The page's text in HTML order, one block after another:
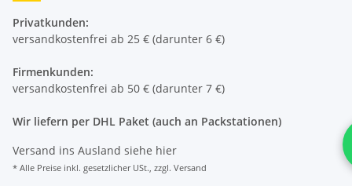
Privatkunden:
versandkostenfrei ab 25 € (darunter 6 €)
Firmenkunden:
versandkostenfrei ab 50 € (darunter 7 €)
Wir liefern per DHL Paket (auch an Packstationen)
Versand ins Ausland siehe hier
* Alle Preise inkl. gesetzlicher USt., zzgl. Versand